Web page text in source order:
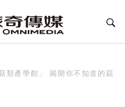
類產學館」 揭開你不知道的菇